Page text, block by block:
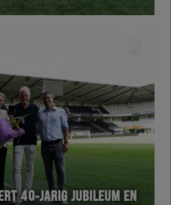
40-JARIG JUBILEUM EN